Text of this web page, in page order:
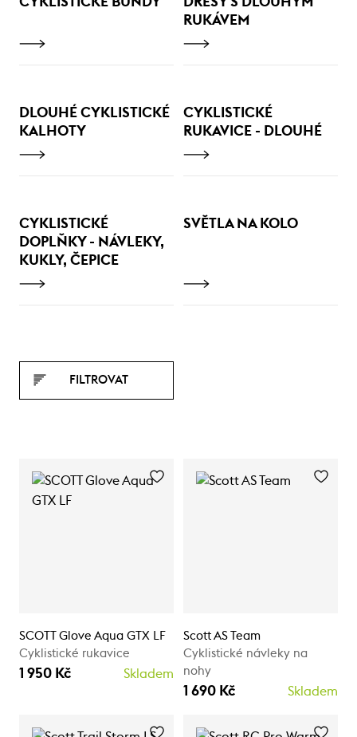
RUKÁVEM
DLOUHÉ CYKLISTICKÉ
KALHOTY
CYKLISTICKÉ
RUKAVICE - DLOUHÉ
CYKLISTICKÉ
DOPLŇKY - NÁVLEKY,
KUKLY, ČEPICE
SVĚTLA NA KOLO
FILTROVAT
SCOTT Glove Aqua GTX LF
Cyklistické rukavice
1 950 Kč Skladem
Scott AS Team
Cyklistické návleky na
nohy
1 690 Kč Skladem